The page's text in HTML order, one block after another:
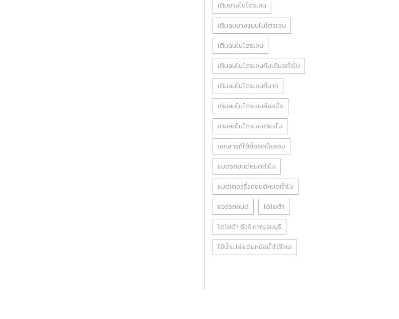
เติมยางไนโตรเจน
เติมลมยางแบบไนโตรเจน
เติมลมไนโตรเจน
เติมลมไนโตรเจนกับเติมลทั่วไป
เติมลมไนโตรเจนกี่บาท
เติมลมไนโตรเจนคืออะไร
เติมลมไนโตรเจนดียังไง
เอกสารที่ใช้ซื้อรถมือสอง
แบตรถยนต์หมดทำไง
แบตเตอร์รี่รถยนต์หมดทำไง
แอร์รถยนต์ โตโยต้า
โตโยต้า ชัวร์ กาญจนบุรี
ใช้น้ำเปล่าเติมหม้อน้ำได้ไหม